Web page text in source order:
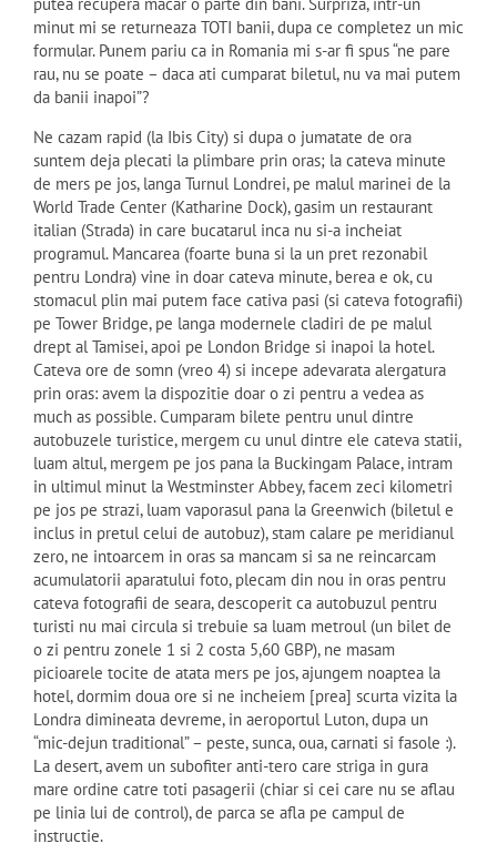
putea recupera macar o parte din bani. Surpriza, intr-un
minut mi se returneaza TOTI banii, dupa ce completez un mic
formular. Punem pariu ca in Romania mi s-ar fi spus “ne pare
rau, nu se poate – daca ati cumparat biletul, nu va mai putem
da banii inapoi”?
Ne cazam rapid (la Ibis City) si dupa o jumatate de ora
suntem deja plecati la plimbare prin oras; la cateva minute
de mers pe jos, langa Turnul Londrei, pe malul marinei de la
World Trade Center (Katharine Dock), gasim un restaurant
italian (Strada) in care bucatarul inca nu si-a incheiat
programul. Mancarea (foarte buna si la un pret rezonabil
pentru Londra) vine in doar cateva minute, berea e ok, cu
stomacul plin mai putem face cativa pasi (si cateva fotografii)
pe Tower Bridge, pe langa modernele cladiri de pe malul
drept al Tamisei, apoi pe London Bridge si inapoi la hotel.
Cateva ore de somn (vreo 4) si incepe adevarata alergatura
prin oras: avem la dispozitie doar o zi pentru a vedea as
much as possible. Cumparam bilete pentru unul dintre
autobuzele turistice, mergem cu unul dintre ele cateva statii,
luam altul, mergem pe jos pana la Buckingam Palace, intram
in ultimul minut la Westminster Abbey, facem zeci kilometri
pe jos pe strazi, luam vaporasul pana la Greenwich (biletul e
inclus in pretul celui de autobuz), stam calare pe meridianul
zero, ne intoarcem in oras sa mancam si sa ne reincarcam
acumulatorii aparatului foto, plecam din nou in oras pentru
cateva fotografii de seara, descoperit ca autobuzul pentru
turisti nu mai circula si trebuie sa luam metroul (un bilet de
o zi pentru zonele 1 si 2 costa 5,60 GBP), ne masam
picioarele tocite de atata mers pe jos, ajungem noaptea la
hotel, dormim doua ore si ne incheiem [prea] scurta vizita la
Londra dimineata devreme, in aeroportul Luton, dupa un
“mic-dejun traditional” – peste, sunca, oua, carnati si fasole :).
La desert, avem un subofiter anti-tero care striga in gura
mare ordine catre toti pasagerii (chiar si cei care nu se aflau
pe linia lui de control), de parca se afla pe campul de
instructie.